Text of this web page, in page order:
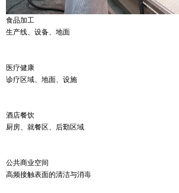
食品加工
生产线、设备、地面
医疗健康
诊疗区域、地面、设施
酒店餐饮
厨房、就餐区、后勤区域
公共商业空间
高频接触表面的清洁与消毒